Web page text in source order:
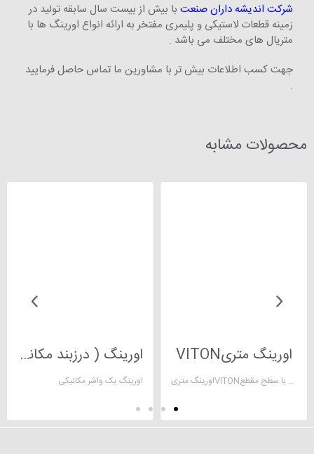
شرکت اندیشه داران صنعت با بیش از بیست سال سابقه تولید در
زمینه قطعات لاستیکی و پلیمری مفتخر به ارائه انواع اورینگ ها با
متریال های مختلف می باشد .
جهت کسب اطلاعات بیش تر با مشاورین ما تماس حاصل فرمایید
.
محصولات مشابه
اورینگ متریVITON
اورینگ متریVITONبا سطح مقطع O برای متصل نمودن دو قطعه در کنار هم استفاده می شود. در صنایع مختلف از جمله صنایع نفت و گاز، صنایع پتروشیمی ، پالایشگاهها ، صنایع لاستیک سازی ، اتصالات در مصارف آب و فاضلاب، خودرو , و… کاربرد دارد .
اورینگ ( درزبند مکانیکی )
اورینگ یک واشر مکانیکی